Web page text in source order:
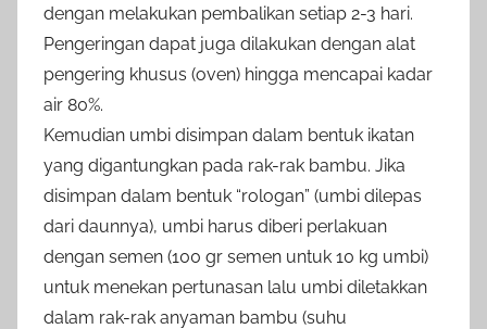
dengan melakukan pembalikan setiap 2-3 hari.
Pengeringan dapat juga dilakukan dengan alat
pengering khusus (oven) hingga mencapai kadar
air 80%.
Kemudian umbi disimpan dalam bentuk ikatan
yang digantungkan pada rak-rak bambu. Jika
disimpan dalam bentuk “rologan” (umbi dilepas
dari daunnya), umbi harus diberi perlakuan
dengan semen (100 gr semen untuk 10 kg umbi)
untuk menekan pertunasan lalu umbi diletakkan
dalam rak-rak anyaman bambu (suhu